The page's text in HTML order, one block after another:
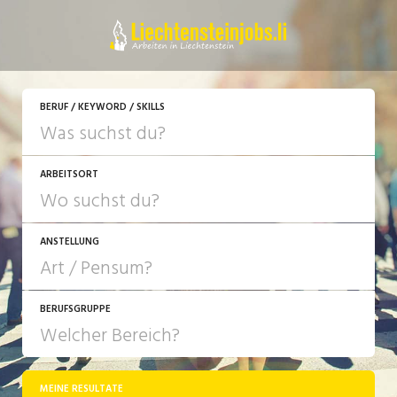
BERUF / KEYWORD / SKILLS
ARBEITSORT
ANSTELLUNG
JOB-TYP
Festanstellung
BERUFSGRUPPE
MEINE RESULTATE
JETZT BEWERBEN